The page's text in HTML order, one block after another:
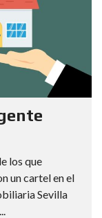
los que
un cartel en el
Sevilla